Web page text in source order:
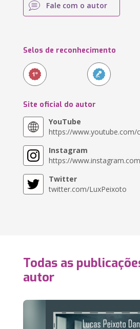
Fale com o autor
Selos de reconhecimento
Site oficial do autor
YouTube
https://www.youtube.com/
Instagram
https://
Twitter
twitter.com/LuxPeixoto
Todas as
autor